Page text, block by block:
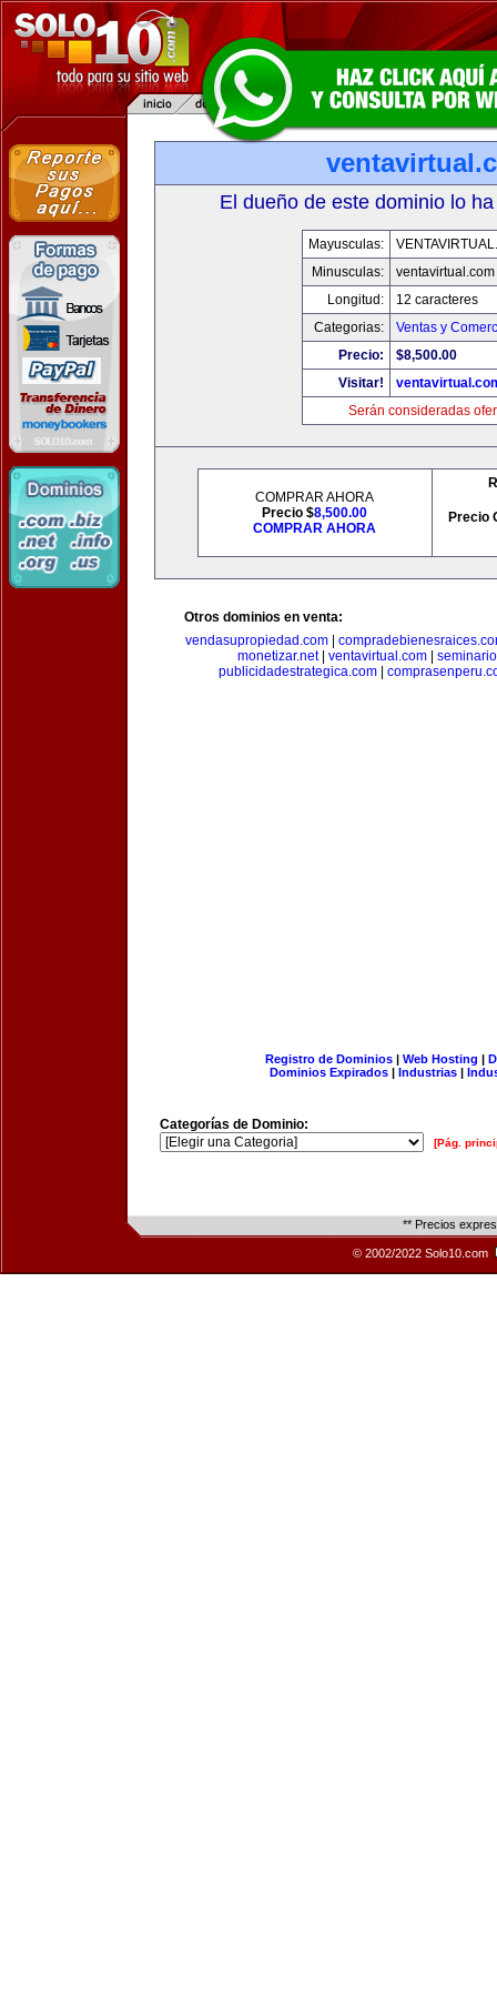
El dueño de este dominio lo
Mayusculas:
Minusculas:
ventavirtual.com
Longitud:
12 caracteres
Categorias:
Ventas y
Precio:
$8,500.00
Visitar!
Serán consideradas
COMPRAR AHORA
Precio $8,500.00
COMPRAR AHORA
Precio
Otros dominios en venta:
vendasupropiedad.com
monetizar.net| ventavirtual.com
publicidadestrategica.com
Registro de Dominios| Web Hosting |
Dominios Expirados | Industrias |
Categorías de Dominio:
[Pág.
** Precios
© 2002/2022 Solo10.com